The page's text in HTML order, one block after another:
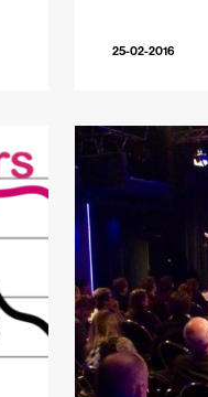
25-02-2016